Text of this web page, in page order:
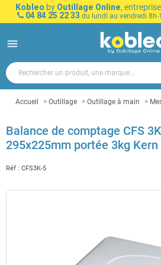
Kobleo by Outillage Online, entreprise
04 84 25 22 33 du lundi au vendredi 8h-
menu
Accueil Outillage Outillage à main
Balance de comptage CFS
295x225mm portée 3kg Kern
Réf : CFS3K-5